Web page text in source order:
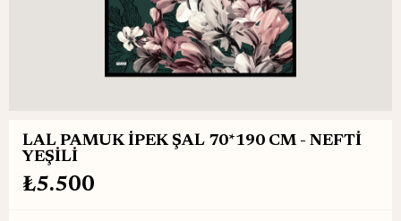
LAL PAMUK İPEK ŞAL 70*190 CM - NEFTİ
YEŞİLİ
₺5.500